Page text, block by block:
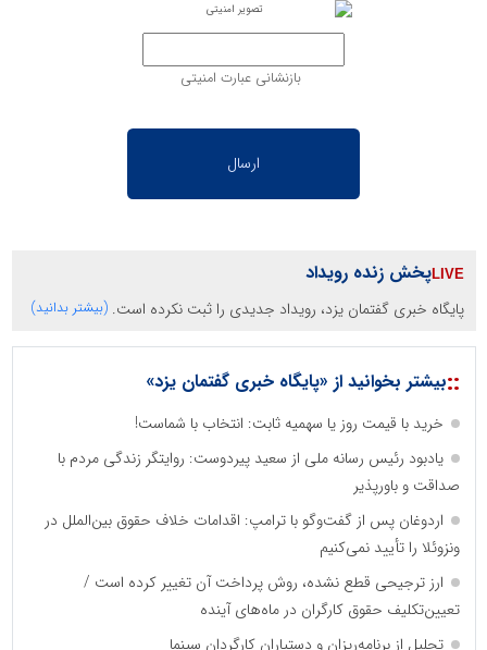
بازنشانی عبارت امنیتی
پخش زنده رویداد
پایگاه خبری گفتمان یزد، رویداد جدیدی را ثبت نکرده است. (بیشتر بدانید)
::بیشتر بخوانید از «پایگاه خبری گفتمان یزد»
خرید با قیمت روز یا سهمیه ثابت: انتخاب با شماست!
یادبود رئیس رسانه ملی از سعید پیردوست: روایتگر زندگی مردم با
صداقت و باورپذیر
اردوغان پس از گفت‌وگو با ترامپ: اقدامات خلاف حقوق بین‌الملل در
ونزوئلا را تأیید نمی‌کنیم
ارز ترجیحی قطع نشده، روش پرداخت آن تغییر کرده است /
تعیین‌تکلیف حقوق کارگران در ماه‌های آینده
تجلیل از برنامه‌ریزان و دستیاران کارگردان سینما